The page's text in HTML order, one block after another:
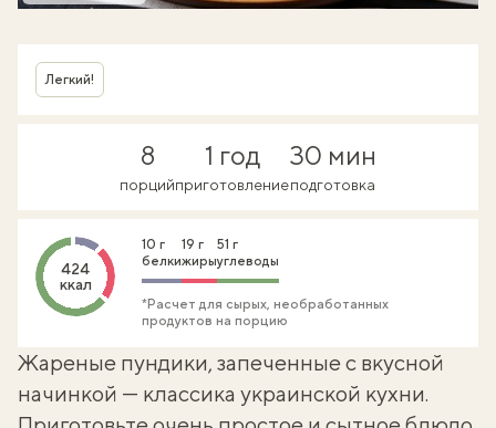
Легкий!
8
порций
1 год
приготовление
30 мин
подготовка
424
ккал
10 г
белки
19 г
жиры
51 г
углеводы
*Расчет для сырых, необработанных
продуктов на порцию
Жареные пундики, запеченные с вкусной
начинкой — классика украинской кухни.